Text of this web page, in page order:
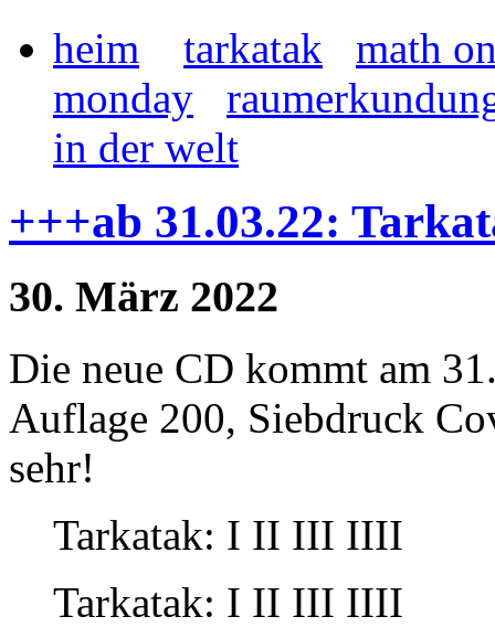
heim tarkatak
math
monday
in der welt
+++ab 31.03.22:
30. März 2022
Die neue CD kommt am
Auflage 200, Siebdruck
sehr!
Tarkatak: I II III IIII
Tarkatak: I II III IIII